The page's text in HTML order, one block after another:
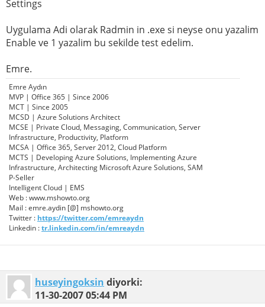
Settings
Uygulama Adi olarak Radmin in .exe si neyse onu yazalim
Enable ve 1 yazalim bu sekilde test edelim.
Emre.
Emre Aydın
MVP | Office 365 | Since 2006
MCT | Since 2005
MCSD | Azure Solutions Architect
MCSE | Private Cloud, Messaging, Communication, Server
Infrastructure, Productivity, Platform
MCSA | Office 365, Server 2012, Cloud Platform
MCTS | Developing Azure Solutions, Implementing Azure
Infrastructure, Architecting Microsoft Azure Solutions, SAM
P-Seller
Intelligent Cloud | EMS
Web : www.mshowto.org
Mail : emre.aydin [@] mshowto.org
Twitter : https://twitter.com/emreaydn
Linkedin :tr.linkedin.com/in/emreaydn
huseyingoksin diyorki:
11-30-200705:44 PM